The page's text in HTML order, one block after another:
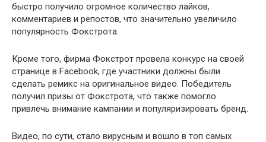
быстро получило огромное количество лайков,
комментариев и репостов, что значительно увеличило
популярность Фокстрота.
Кроме того, фирма Фокстрот провела конкурс на своей
странице в Facebook, где участники должны были
сделать ремикс на оригинальное видео. Победитель
получил призы от Фокстрота, что также помогло
привлечь внимание кампании и популяризировать бренд.
Видео, по сути, стало вирусным и вошло в топ самых